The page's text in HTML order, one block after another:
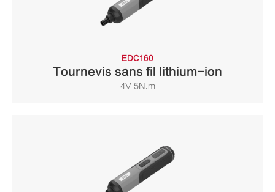
EDC160
Tournevis sans fil lithium-ion
4V 5N.m